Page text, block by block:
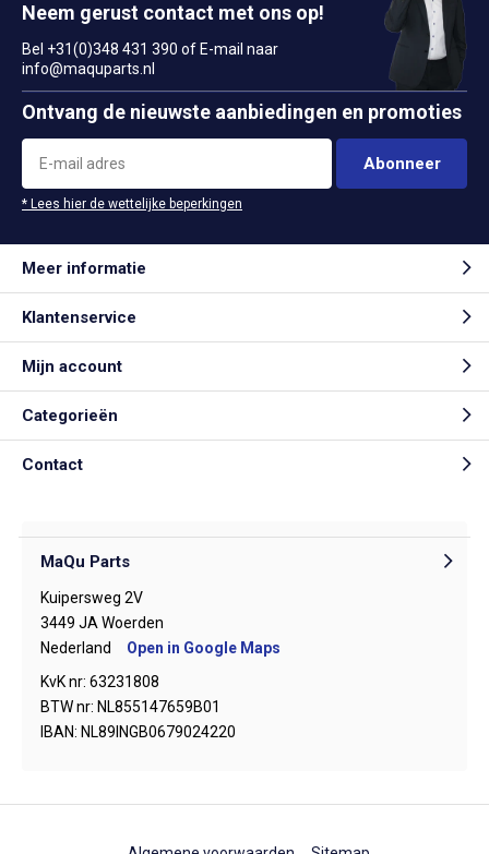
Neem gerust contact met ons op!
Bel +31(0)348 431 390 of E-mail naar
info@maquparts.nl
Ontvang de nieuwste aanbiedingen en promoties
Abonneer
* Lees hier de wettelijke beperkingen
Meer informatie
Klantenservice
Mijn account
Categorieën
Contact
MaQu Parts
Kuipersweg 2V
3449 JA Woerden
Nederland
Open in Google Maps
KvK nr: 63231808
BTW nr: NL855147659B01
IBAN: NL89INGB0679024220